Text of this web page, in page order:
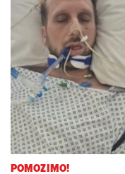
POMOZIMO!